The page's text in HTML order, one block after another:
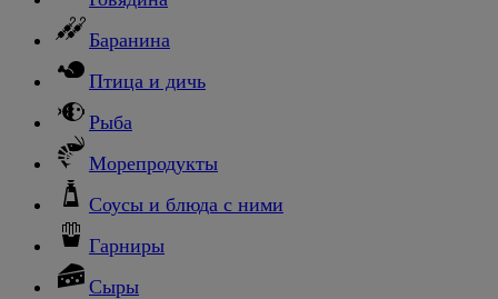
Баранина
Птица и дичь
Рыба
Морепродукты
Соусы и блюда с ними
Гарниры
Сыры